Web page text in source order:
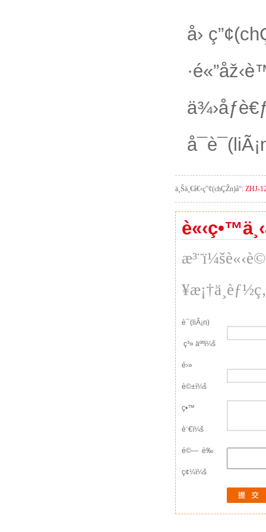
å›
ä¸Šä¸€å€‹ç”¢(chÇŽn)å“: ZHJ-
è¯(liÃ¡n)
ç³» äººï¼š
é›»
è©±ï¼š
ç•™
è¨€ï¼š
é©— è­‰
ç¢¼ï¼š